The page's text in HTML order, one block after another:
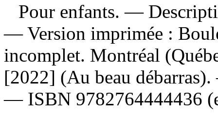
Pour enfants. —
—Version imprimée :
incomplet. Montréal
[2022] (Au beau
— ISBN 9782764444436